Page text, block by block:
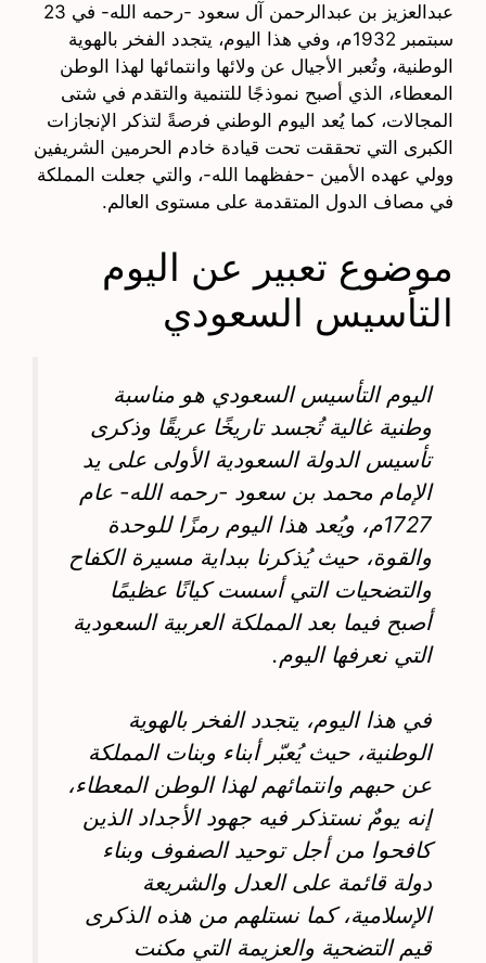
عبدالعزيز بن عبدالرحمن آل سعود -رحمه الله- في 23
سبتمبر 1932م، وفي هذا اليوم، يتجدد الفخر بالهوية
الوطنية، وتُعبر الأجيال عن ولائها وانتمائها لهذا الوطن
المعطاء، الذي أصبح نموذجًا للتنمية والتقدم في شتى
المجالات، كما يُعد اليوم الوطني فرصةً لتذكر الإنجازات
الكبرى التي تحققت تحت قيادة خادم الحرمين الشريفين
وولي عهده الأمين -حفظهما الله-، والتي جعلت المملكة
في مصاف الدول المتقدمة على مستوى العالم.
موضوع تعبير عن اليوم
التأسيس السعودي
اليوم التأسيس السعودي هو مناسبة
وطنية غالية تُجسد تاريخًا عريقًا وذكرى
تأسيس الدولة السعودية الأولى على يد
الإمام محمد بن سعود -رحمه الله- عام
1727م، ويُعد هذا اليوم رمزًا للوحدة
والقوة، حيث يُذكرنا ببداية مسيرة الكفاح
والتضحيات التي أسست كيانًا عظيمًا
أصبح فيما بعد المملكة العربية السعودية
التي نعرفها اليوم.
في هذا اليوم، يتجدد الفخر بالهوية
الوطنية، حيث يُعبّر أبناء وبنات المملكة
عن حبهم وانتمائهم لهذا الوطن المعطاء،
إنه يومٌ نستذكر فيه جهود الأجداد الذين
كافحوا من أجل توحيد الصفوف وبناء
دولة قائمة على العدل والشريعة
الإسلامية، كما نستلهم من هذه الذكرى
قيم التضحية والعزيمة التي مكنت